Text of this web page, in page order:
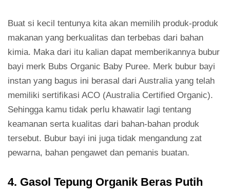
Buat si kecil tentunya kita akan memilih produk-produk
makanan yang berkualitas dan terbebas dari bahan
kimia. Maka dari itu kalian dapat memberikannya bubur
bayi merk Bubs Organic Baby Puree. Merk bubur bayi
instan yang bagus ini berasal dari Australia yang telah
memiliki sertifikasi ACO (Australia Certified Organic).
Sehingga kamu tidak perlu khawatir lagi tentang
keamanan serta kualitas dari bahan-bahan produk
tersebut. Bubur bayi ini juga tidak mengandung zat
pewarna, bahan pengawet dan pemanis buatan.
4. Gasol Tepung Organik Beras Putih